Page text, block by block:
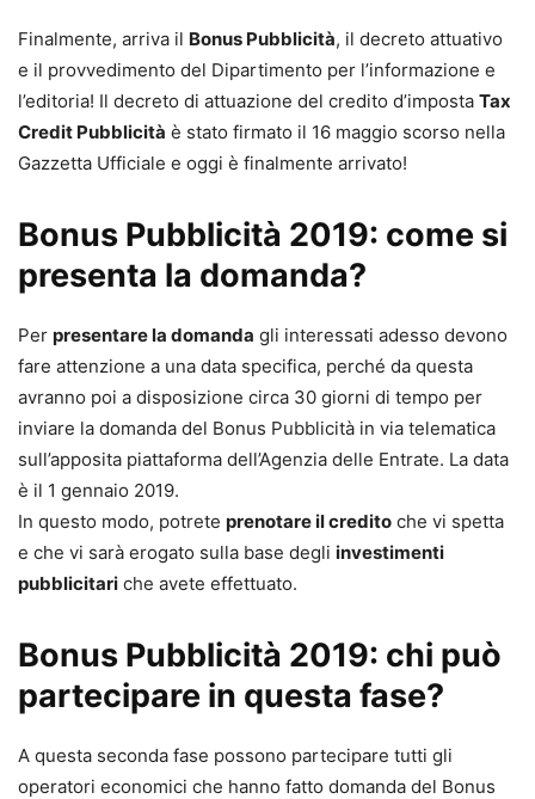
Finalmente, arriva il Bonus Pubblicità, il decreto attuativo
e il provvedimento del Dipartimento per l’informazione e
l’editoria! Il decreto di attuazione del credito d’imposta Tax
Credit Pubblicità è stato firmato il 16 maggio scorso nella
Gazzetta Ufficiale e oggi è finalmente arrivato!
Bonus Pubblicità 2019: come si
presenta la domanda?
Per presentare la domanda gli interessati adesso devono
fare attenzione a una data specifica, perché da questa
avranno poi a disposizione circa 30 giorni di tempo per
inviare la domanda del Bonus Pubblicità in via telematica
sull’apposita piattaforma dell’Agenzia delle Entrate. La data
è il 1 gennaio 2019.
In questo modo, potrete prenotare il credito che vi spetta
e che vi sarà erogato sulla base degli investimenti
pubblicitari che avete effettuato.
Bonus Pubblicità 2019: chi può
partecipare in questa fase?
A questa seconda fase possono partecipare tutti gli
operatori economici che hanno fatto domanda del Bonus